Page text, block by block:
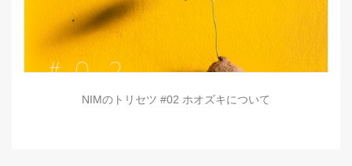
NIMのトリセツ #02 ホオズキについて